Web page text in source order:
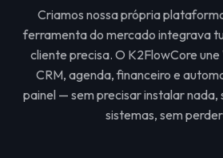
Criamos nossa própria
ferramenta do mercado integrava
cliente precisa. O K2FlowCore
CRM, agenda, financeiro e
painel — sem precisar instalar
sistemas, sem